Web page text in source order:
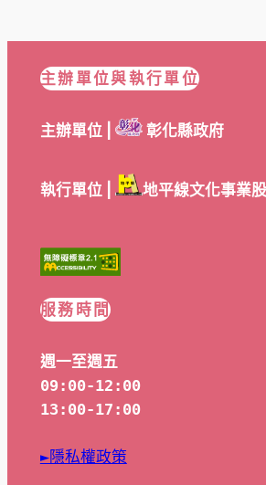
主辦單位與執行單位
主辦單位 | 彰化縣政府
執行單位 | 地平線文化事業
服務時間
週一至週五
09:00-12:00
13:00-17:00
►隱私權政策